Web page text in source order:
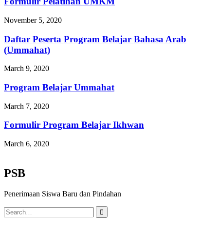
November 5, 2020
Daftar Peserta Program Belajar Bahasa Arab
(Ummahat)
March 9, 2020
Program Belajar Ummahat
March 7, 2020
Formulir Program Belajar Ikhwan
March 6, 2020
PSB
Penerimaan Siswa Baru dan Pindahan
Search
for: